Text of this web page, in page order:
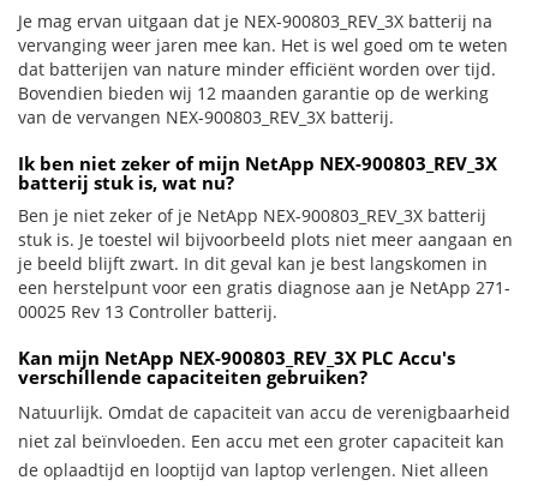
Je mag ervan uitgaan dat je NEX-900803_REV_3X batterij na
vervanging weer jaren mee kan. Het is wel goed om te weten
dat batterijen van nature minder efficiënt worden over tijd.
Bovendien bieden wij 12 maanden garantie op de werking
van de vervangen NEX-900803_REV_3X batterij.
Ik ben niet zeker of mijn NetApp NEX-900803_REV_3X
batterij stuk is, wat nu?
Ben je niet zeker of je NetApp NEX-900803_REV_3X batterij
stuk is. Je toestel wil bijvoorbeeld plots niet meer aangaan en
je beeld blijft zwart. In dit geval kan je best langskomen in
een herstelpunt voor een gratis diagnose aan je NetApp 271-
00025 Rev 13 Controller batterij.
Kan mijn NetApp NEX-900803_REV_3X PLC Accu's
verschillende capaciteiten gebruiken?
Natuurlijk. Omdat de capaciteit van accu de verenigbaarheid
niet zal beïnvloeden. Een accu met een groter capaciteit kan
de oplaadtijd en looptijd van laptop verlengen. Niet alleen